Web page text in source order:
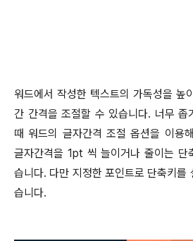
워드에서 작성한 텍스트의 가독성을 높
간 간격을 조절할 수 있습니다. 너무 좁
때 워드의 글자간격 조절 옵션을 이용
글자간격을 1pt 씩 늘이거나 줄이는 단
습니다. 다만 지정한 포인트로 단축키를
습니다.